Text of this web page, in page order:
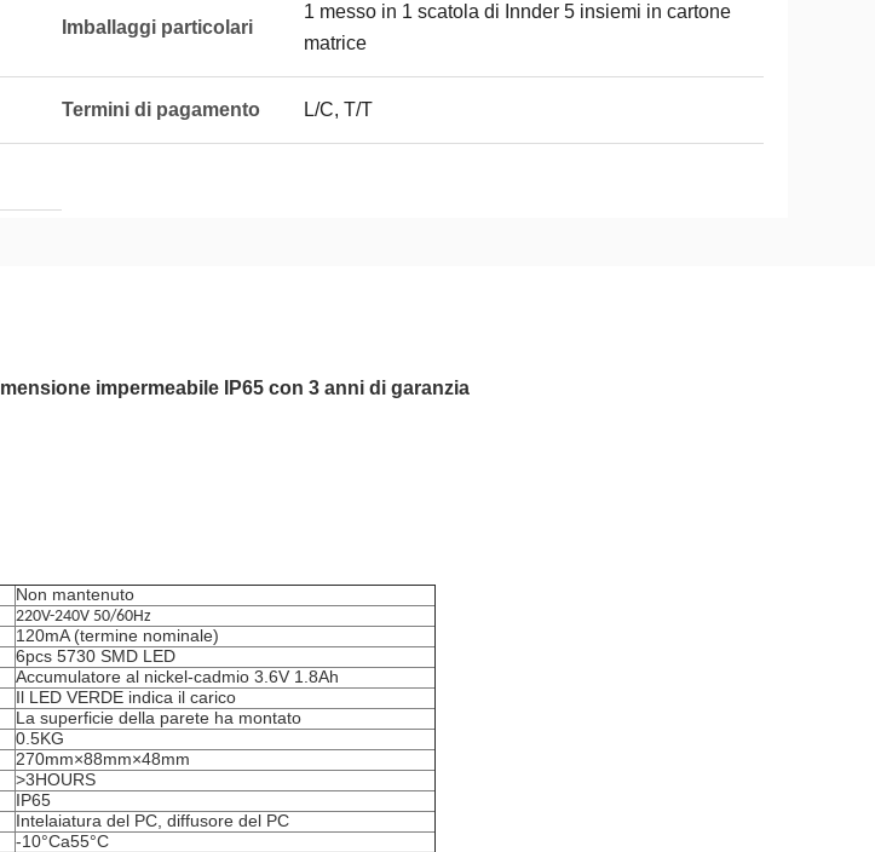
Imballaggi particolari
1 messo in 1 scatola di Innder 5 insiemi in cartone
matrice
Termini di pagamento L/C, T/T
impermeabile IP65 con 3 anni di garanzia
Non mantenuto
220V-240V 50/60Hz
120mA (termine nominale)
6pcs 5730 SMD LED
Accumulatore al nickel-cadmio 3.6V 1.8Ah
Il LED VERDE indica il carico
La superficie della parete ha montato
0.5KG
270mm×88mm×48mm
>3HOURS
IP65
Intelaiatura del PC, diffusore del PC
-10°Ca55°C